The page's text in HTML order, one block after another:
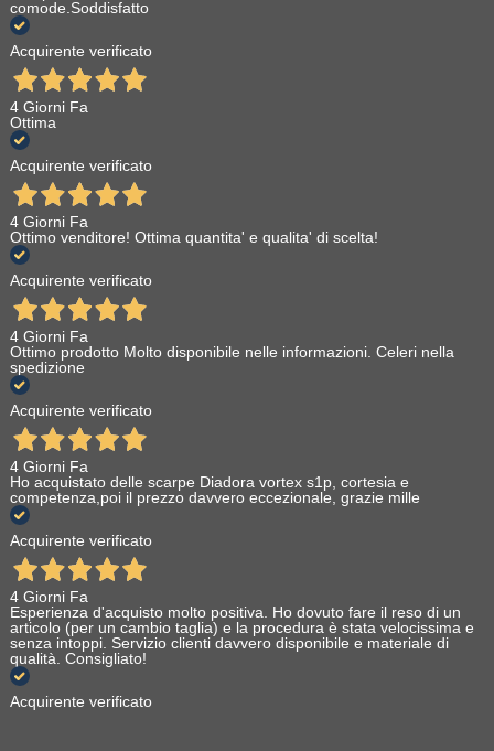
Diversi modelli anche monouso di guanti in nitrile, i
Nitrilehanno caratteristiche di resistenza meccanica
(soprattutto alla perforazione) e chimica, pur mantenendo
un’ottima elasticità, aspetto sempre molto apprezzato nei
guanti monouso, in quanto conferisce sensibilità ed
ergonomia. I guanti in Nitrile sono dunque preferibili per quei
lavori dove è necessaria una maggiore resistenza meccanica
e chimica, oltre a coloro che sono allergici alle proteine del
Lattice naturale. I guanti monouso in Nitrile sono anche utili
sempre più spesso utilizzati per la manipolazione di prodotti
alimentari.
comode.Soddisfatto
Acquirente verificato
4 Giorni Fa
Ottima
Acquirente verificato
4 Giorni Fa
Ottimo venditore! Ottima quantita' e qualita' di scelta!
Acquirente verificato
4 Giorni Fa
Ottimo prodotto Molto disponibile nelle informazioni. Celeri nella
spedizione
Acquirente verificato
4 Giorni Fa
Ho acquistato delle scarpe Diadora vortex s1p, cortesia e
competenza,poi il prezzo davvero eccezionale, grazie mille
Acquirente verificato
4 Giorni Fa
Esperienza d'acquisto molto positiva. Ho dovuto fare il reso di un
articolo (per un cambio taglia) e la procedura è stata velocissima e
senza intoppi. Servizio clienti davvero disponibile e materiale di
qualità. Consigliato!
Acquirente verificato